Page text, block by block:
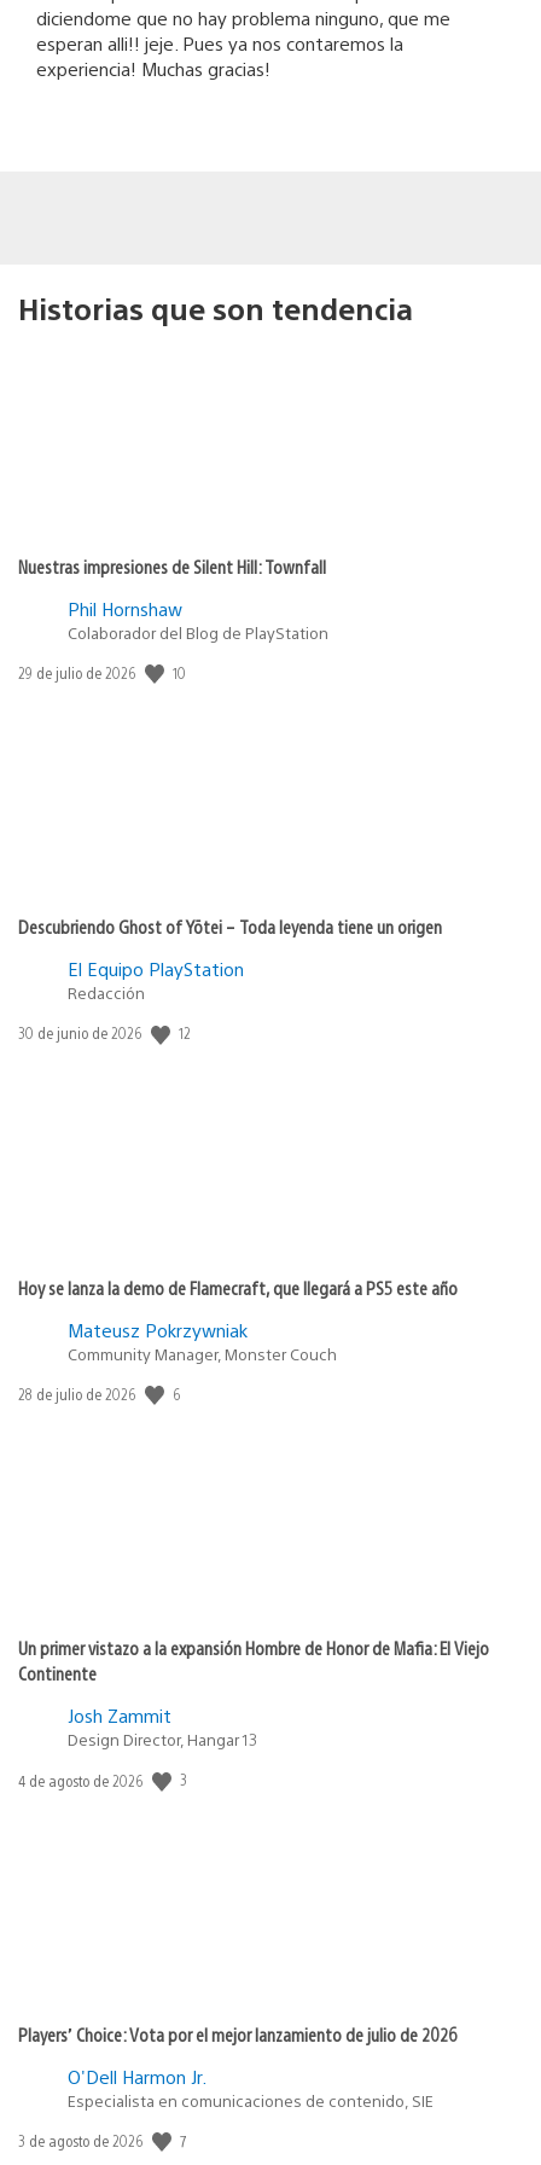
diciendome que no hay problema ninguno, que me
esperan alli!! jeje. Pues ya nos contaremos la
experiencia! Muchas gracias!
Historias que son tendencia
Nuestras impresiones de Silent Hill: Townfall
Phil Hornshaw
Colaborador del Blog de PlayStation
Fecha
29 de julio de 2026 10
Descubriendo Ghost of Yōtei – Toda leyenda tiene un origen
El Equipo PlayStation
Redacción
Fecha
30 de junio de 2026 12
Hoy se lanza la demo de Flamecraft, que llegará a PS5 este año
Mateusz Pokrzywniak
Community Manager, Monster Couch
Fecha
28 de julio de 2026 6
Un primer vistazo a la expansión Hombre de Honor de Mafia: El Viejo
Continente
Josh Zammit
Design Director, Hangar 13
Fecha
4 de agosto de 2026 3
Players’ Choice: Vota por el mejor lanzamiento de julio de 2026
O'Dell Harmon Jr.
Especialista en comunicaciones de contenido, SIE
Fecha
3 de agosto de 2026 7